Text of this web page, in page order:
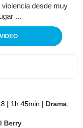
desde muy
...
| 1h 45min | Drama
Berry